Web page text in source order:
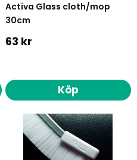
Activa Glass cloth/mop
30cm
63 kr
Köp